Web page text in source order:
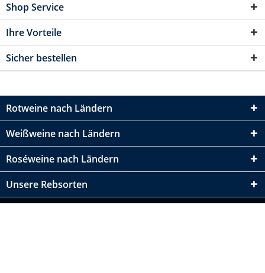
Shop Service
Ihre Vorteile
Sicher bestellen
Rotweine nach Ländern
Weißweine nach Ländern
Roséweine nach Ländern
Unsere Rebsorten